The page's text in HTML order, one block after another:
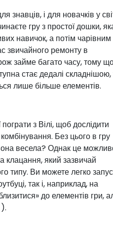
і для новачків у
гру з простої дошки,
навичок, а потім чарівним
звичайного ремонту в
займе багато часу, тому
стає дедалі
лише більше елементів.
з Вілі, щоб дослідити
Без цього в гру
весела? Однак це
клацання, який зазвичай
типу. Ви можете легко
так і, наприклад, на
до елементів гри,